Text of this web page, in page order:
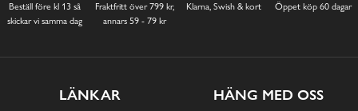
Beställ före kl 13 så
skickar vi samma dag
Fraktfritt över 799 kr,
annars 59 - 79 kr
Klarna, Swish & kort Öppet köp 60 dagar
LÄNKAR HÄNG MED OSS